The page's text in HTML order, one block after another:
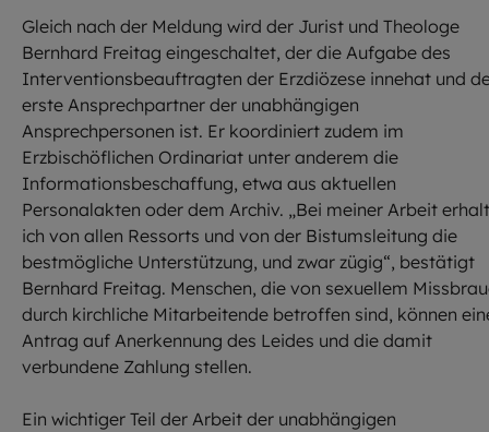
Gleich nach der Meldung wird der Jurist und Theologe
Bernhard Freitag eingeschaltet, der die Aufgabe des
Interventionsbeauftragten der Erzdiözese innehat und
erste Ansprechpartner der unabhängigen
Ansprechpersonen ist. Er koordiniert zudem im
Erzbischöflichen Ordinariat unter anderem die
Informationsbeschaffung, etwa aus aktuellen
Personalakten oder dem Archiv. „Bei meiner Arbeit
ich von allen Ressorts und von der Bistumsleitung die
bestmögliche Unterstützung, und zwar zügig“, bestätigt
Bernhard Freitag. Menschen, die von sexuellem
durch kirchliche Mitarbeitende betroffen sind, können
Antrag auf Anerkennung des Leides und die damit
verbundene Zahlung stellen.
Ein wichtiger Teil der Arbeit der unabhängigen